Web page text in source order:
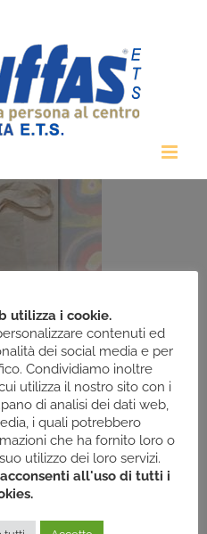
utilizza i cookie.
contenuti ed
dei social media e per
Condividiamo inoltre
utilizza il nostro sito con i
di analisi dei dati web,
i quali potrebbero
che ha fornito loro o
utilizzo dei loro servizi.
all'uso di tutti i